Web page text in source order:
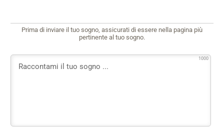
Prima di inviare il tuo sogno, assicurati di essere nella pagina più
pertinente al tuo sogno.
1000